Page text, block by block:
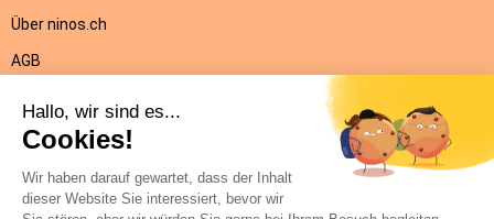
Über ninos.ch
AGB
Rückgabe
Datenschutz
Impressum